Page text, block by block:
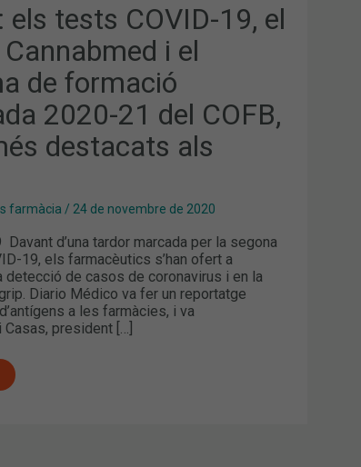
els tests COVID-19, el
i el
de formació
2020-21 del COFB,
destacats als
farmàcia / 24 de novembre de 2020
d’una tardor marcada per la segona
19, els farmacèutics s’han ofert a
detecció de casos de coronavirus i en la
Diario Médico va fer un reportatge
a les farmàcies, i va
president […]